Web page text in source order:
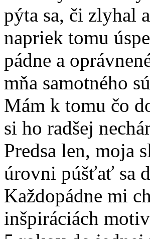
pýta sa, či zlyhal
napriek tomu
pádne a
mňa samotného
Mám k tomu čo
si ho radšej
Predsa len, moja
úrovni púšťať sa
Každopádne mi
inšpiráciách